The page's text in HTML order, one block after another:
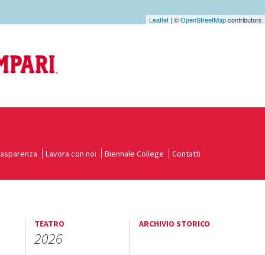
Leaflet | ©OpenStreetMapcontributors
Lavora con noi Biennale College Contatti
TEATRO
2026
ARCHIVIO STORICO